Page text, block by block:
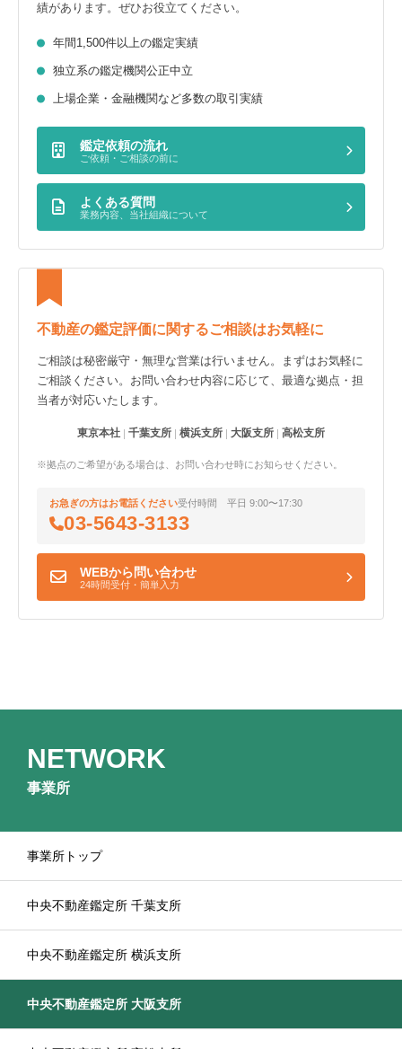
績があります。ぜひお役立てください。
年間1,500件以上の鑑定実績
独立系の鑑定機関公正中立
上場企業・金融機関など多数の取引実績
鑑定依頼の流れ
ご依頼・ご相談の前に
よくある質問
業務内容、当社組織について
不動産の鑑定評価に関するご相談はお気軽に
ご相談は秘密厳守・無理な営業は行いません。まずはお気軽に
ご相談ください。お問い合わせ内容に応じて、最適な拠点・担
当者が対応いたします。
東京本社 千葉支所 横浜支所 大阪支所 高松支所
※拠点のご希望がある場合は、お問い合わせ時にお知らせください。
お急ぎの方はお電話ください受付時間 平日 9:00〜17:30
03-5643-3133
WEBから問い合わせ
24時間受付・簡単入力
NETWORK
事業所
事業所トップ
中央不動産鑑定所 千葉支所
中央不動産鑑定所 横浜支所
中央不動産鑑定所 大阪支所